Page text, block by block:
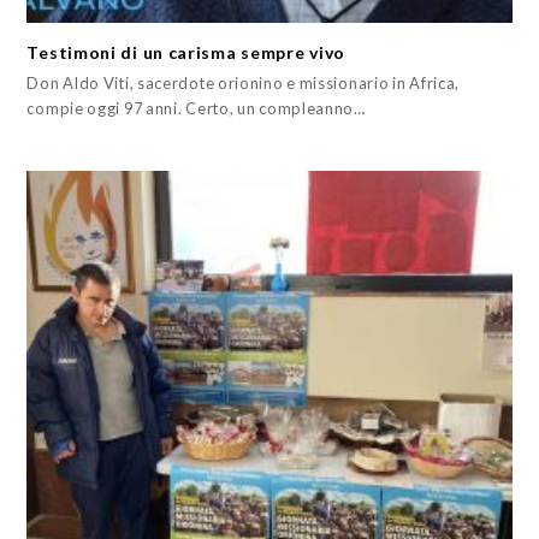
Testimoni di un carisma sempre vivo
Don Aldo Viti, sacerdote orionino e missionario in Africa,
compie oggi 97 anni. Certo, un compleanno…